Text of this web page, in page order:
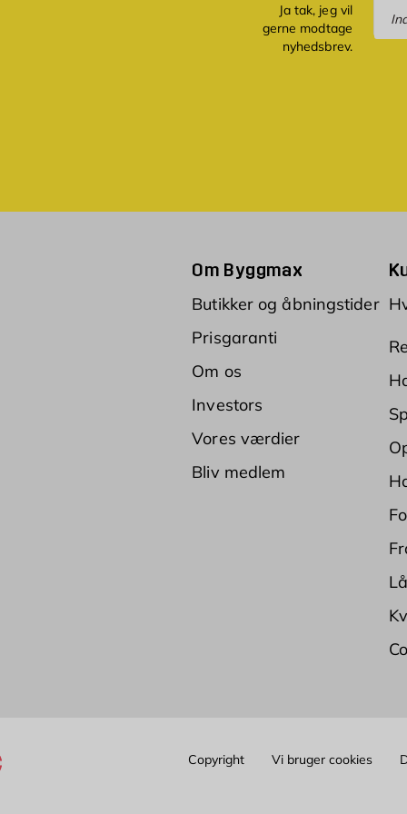
Ja tak, jeg vil
gerne modtage
nyhedsbrev.
Om Byggmax
Butikker og åbningstider
Prisgaranti
Om os
Investors
Vores værdier
Bliv medlem
Copyright Vi bruger cookies